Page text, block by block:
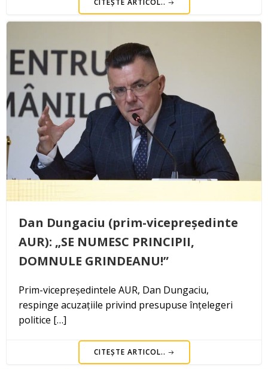
CITEȘTE ARTICOL..
Dan Dungaciu (prim-vicepreședinte
AUR): „SE NUMESC PRINCIPII,
DOMNULE GRINDEANU!”
Prim-vicepreședintele AUR, Dan Dungaciu,
respinge acuzațiile privind presupuse înțelegeri
politice […]
CITEȘTE ARTICOL..